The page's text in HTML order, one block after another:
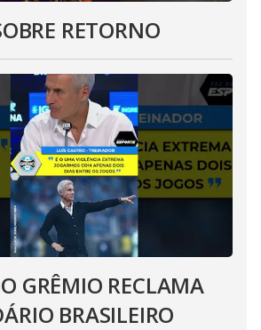
RETORNO
GRÊMIO RECLAMA
BRASILEIRO